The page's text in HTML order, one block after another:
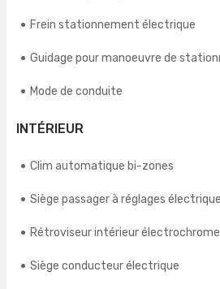
Frein stationnement électrique
Guidage pour manoeuvre de
Mode de conduite
INTÉRIEUR
Clim automatique bi-zones
Siège passager à réglages
Rétroviseur intérieur électrochrome
Siège conducteur électrique